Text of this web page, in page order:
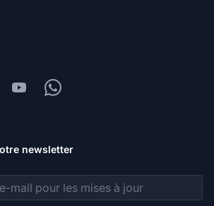
YoutubeWhatsapp
newsletter